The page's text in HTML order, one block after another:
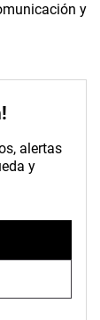
y
alertas
y